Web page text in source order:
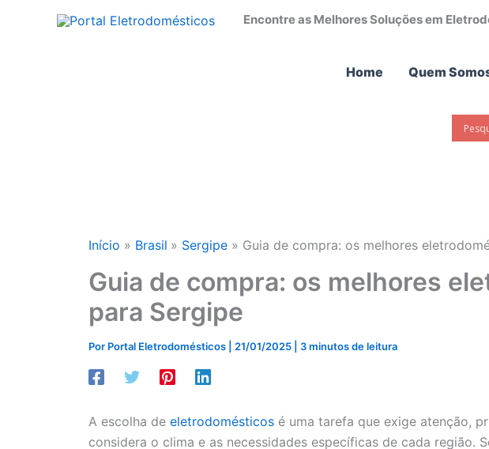
Encontre as Melhores Soluções em
Home Quem
Início Brasil Sergipe Guia de compra: os melhores
Guia de compra: os melhores
para Sergipe
Por Portal Eletrodomésticos 21/01/2025 3 minutos de leitura
A escolha de eletrodomésticos é uma tarefa que exige atenção,
considera o clima e as necessidades específicas de cada região.